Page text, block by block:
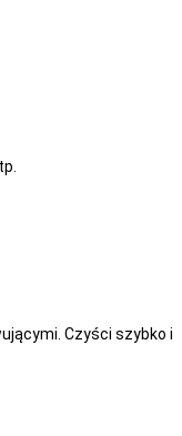
Czyści szybko i